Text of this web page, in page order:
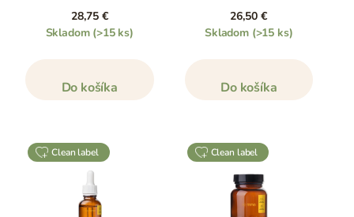
28,75 €
Skladom (>15 ks)
Do košíka
26,50 €
Skladom (>15 ks)
Do košíka
clean label clean label